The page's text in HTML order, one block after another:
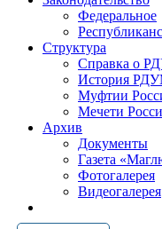
Федеральное
Структура
Справка о
История
Муфтии
Мечети
Архив
Документы
Газета
Фотогалерея
Видеогалерея